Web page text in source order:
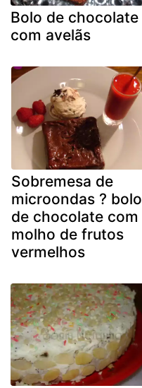
Bolo de chocolate
com avelãs
Sobremesa de
microondas ? bolo
de chocolate com
molho de frutos
vermelhos